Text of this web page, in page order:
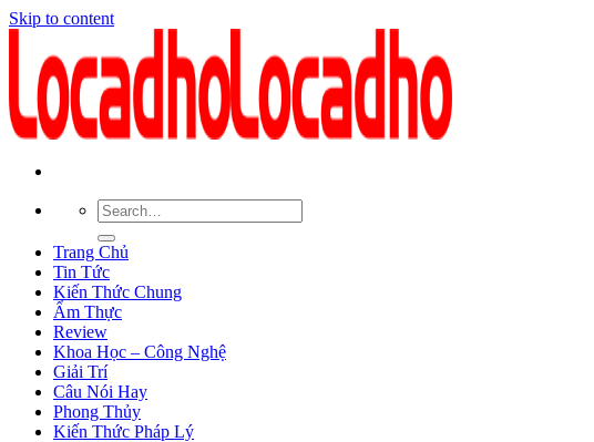
Skip to content
Trang Chủ
Tin Tức
Kiến Thức Chung
Ẩm Thực
Review
Khoa Học – Công Nghệ
Giải Trí
Câu Nói Hay
Phong Thủy
Kiến Thức Pháp Lý